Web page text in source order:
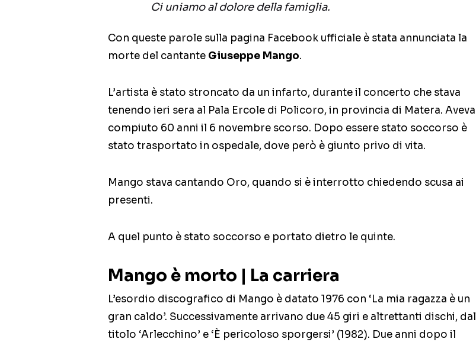
Ci uniamo al dolore della famiglia.
Con queste parole sulla pagina Facebook ufficiale è stata annunciata la
morte del cantante Giuseppe Mango.
L’artista è stato stroncato da un infarto, durante il concerto che stava
tenendo ieri sera al Pala Ercole di Policoro, in provincia di Matera. Aveva
compiuto 60 anni il 6 novembre scorso. Dopo essere stato soccorso è
stato trasportato in ospedale, dove però è giunto privo di vita.
Mango stava cantando Oro, quando si è interrotto chiedendo scusa ai
presenti.
A quel punto è stato soccorso e portato dietro le quinte.
Mango è morto | La carriera
L’esordio discografico di Mango è datato 1976 con ‘La mia ragazza è un
gran caldo’. Successivamente arrivano due 45 giri e altrettanti dischi, dal
titolo ‘Arlecchino’ e ‘È pericoloso sporgersi’ (1982). Due anni dopo il